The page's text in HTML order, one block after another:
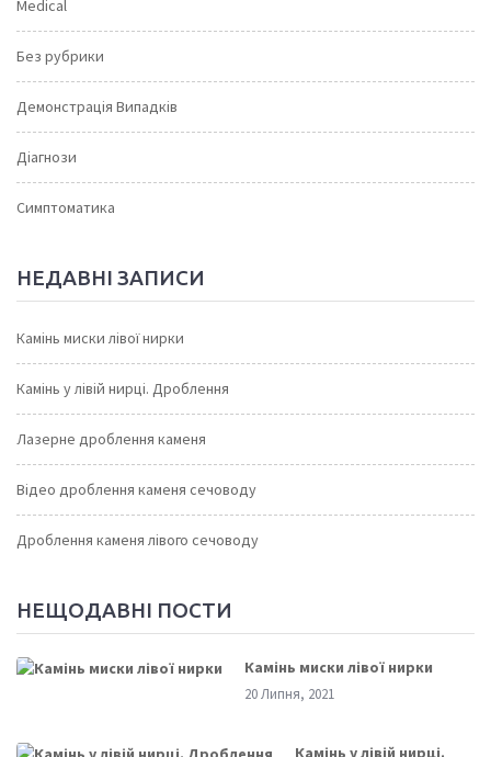
Medical
Без рубрики
Демонстрація Випадків
Діагнози
Симптоматика
НЕДАВНІ ЗАПИСИ
Камінь миски лівої нирки
Камінь у лівій нирці. Дроблення
Лазерне дроблення каменя
Відео дроблення каменя сечоводу
Дроблення каменя лівого сечоводу
НЕЩОДАВНІ ПОСТИ
Камінь миски лівої нирки
20 Липня, 2021
Камінь у лівій нирці.